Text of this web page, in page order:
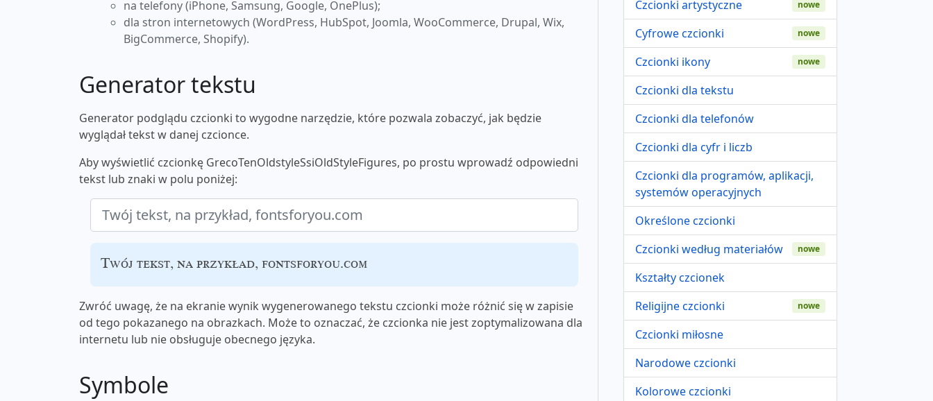
na telefony (iPhone, Samsung, Google, OnePlus);
dla stron internetowych (WordPress, HubSpot, Joomla, WooCommerce, Drupal, Wix,
BigCommerce, Shopify).
Generator tekstu
Generator podglądu czcionki to wygodne narzędzie, które pozwala zobaczyć, jak będzie
wyglądał tekst w danej czcionce.
Aby wyświetlić czcionkę GrecoTenOldstyleSsiOldStyleFigures, po prostu wprowadź odpowiedni
tekst lub znaki w polu poniżej:
Twój tekst, na przykład, fontsforyou.com
Zwróć uwagę, że na ekranie wynik wygenerowanego tekstu czcionki może różnić się w zapisie
od tego pokazanego na obrazkach. Może to oznaczać, że czcionka nie jest zoptymalizowana dla
internetu lub nie obsługuje obecnego języka.
Symbole
Czcionki artystyczne
nowe
Cyfrowe czcionki nowe
Czcionki ikony nowe
Czcionki dla tekstu
Czcionki dla telefonów
Czcionki dla cyfr i liczb
Czcionki dla programów, aplikacji,
systemów operacyjnych
Określone czcionki
Czcionki według materiałów
nowe
Kształty czcionek
Religijne czcionki
nowe
Czcionki miłosne
Narodowe czcionki
Kolorowe czcionki